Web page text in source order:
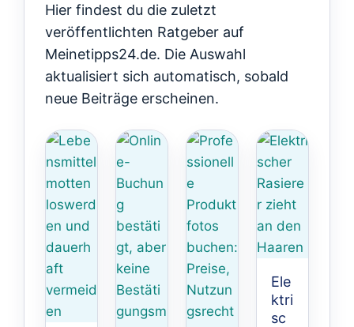
Hier findest du die zuletzt
veröffentlichten Ratgeber auf
Meinetipps24.de. Die Auswahl
aktualisiert sich automatisch, sobald
neue Beiträge erscheinen.
Ele
ktri
sc